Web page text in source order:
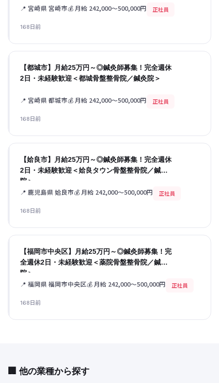
📍 宮崎県 宮崎市💰 月給 242,000〜500,000円 正社員
168日前
【都城市】月給25万円～◎鍼灸師募集！完全週休
2日・未経験歓迎＜都城骨盤整骨院／鍼灸院＞
📍 宮崎県 都城市💰 月給 242,000〜500,000円 正社員
168日前
【姶良市】月給25万円～◎鍼灸師募集！完全週休
2日・未経験歓迎＜姶良タウン骨盤整骨院／鍼灸
院＞
📍 鹿児島県 姶良市💰 月給 242,000〜500,000円 正社員
168日前
【福岡市中央区】月給25万円～◎鍼灸師募集！完
全週休2日・未経験歓迎＜薬院骨盤整骨院／鍼灸
院＞
📍 福岡県 福岡市中央区💰 月給 242,000〜500,000円 正社員
168日前
🏢 他の業種から探す